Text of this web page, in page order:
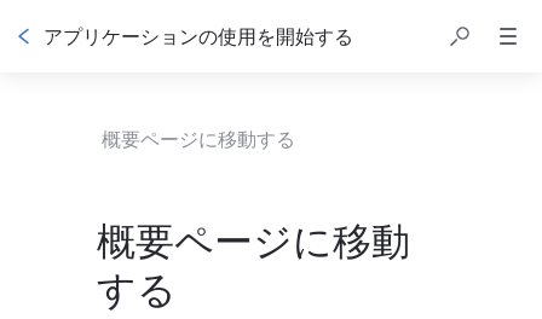
アプリケーションの使用を開始する
概要ページに移動する
概要ページに移動
する